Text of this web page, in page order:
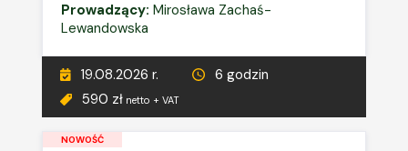
Prowadzący: Mirosława Zachaś-
Lewandowska
19.08.2026 r.
6 godzin
590 zł netto + VAT
NOWOŚĆ